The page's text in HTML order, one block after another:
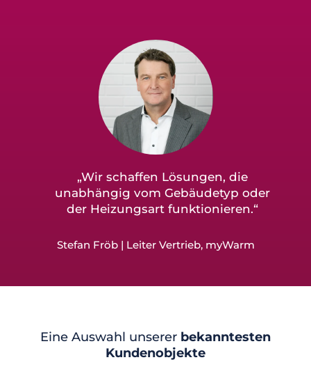
„Wir schaffen Lösungen, die
unabhängig vom Gebäudetyp oder
der Heizungsart funktionieren.“
Stefan Fröb | Leiter Vertrieb, myWarm
Eine Auswahl unserer bekanntesten
Kundenobjekte